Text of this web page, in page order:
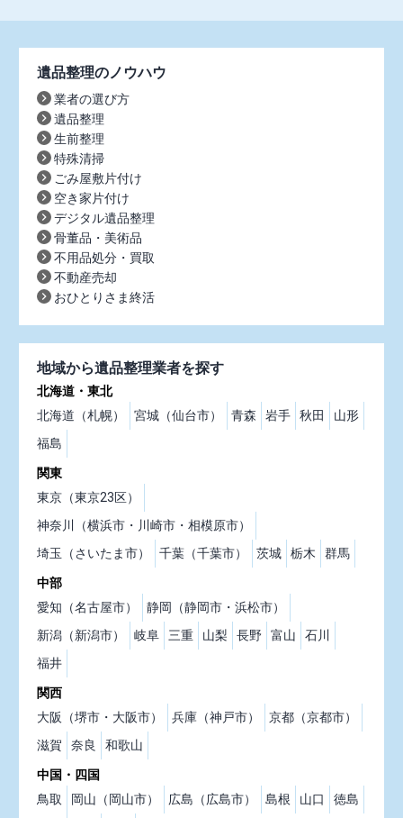
遺品整理のノウハウ
業者の選び方
遺品整理
生前整理
特殊清掃
ごみ屋敷片付け
空き家片付け
デジタル遺品整理
骨董品・美術品
不用品処分・買取
不動産売却
おひとりさま終活
地域から遺品整理業者を探す
北海道・東北
北海道（札幌）
宮城（仙台市） 青森 岩手 秋田
山形
福島
関東
東京（東京23区）
神奈川（横浜市・川崎市・相模原市）
埼玉（さいたま市）
千葉（千葉市） 茨城 栃木 群馬
中部
愛知（名古屋市）
静岡（静岡市・浜松市）
新潟（新潟市）
岐阜 三重 山梨 長野 富山
石川
福井
関西
大阪（堺市・大阪市）
兵庫（神戸市）
京都（京都市）
滋賀
奈良 和歌山
中国・四国
鳥取
岡山（岡山市） 広島（広島市） 島根 山口
徳島